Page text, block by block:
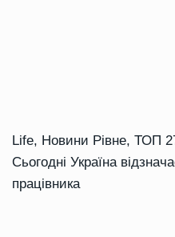
Life, Новини Рівне, ТОП
Сьогодні Україна
працівника